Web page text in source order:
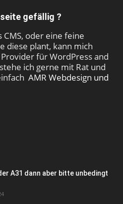
gefällig ?
oder eine feine
diese plant, kann mich
für WordPress and
ich gerne mit Rat und
AMR Webdesign und
A31 dann aber bitte unbedingt